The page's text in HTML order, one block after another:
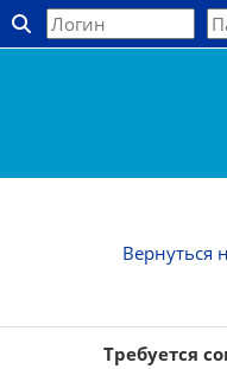
Изменить данные
Вернуться
Требуется